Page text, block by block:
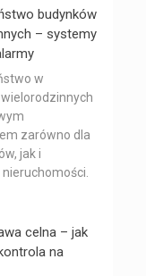
budynków
– systemy
w
zarówno dla
jak i
celna – jak
na